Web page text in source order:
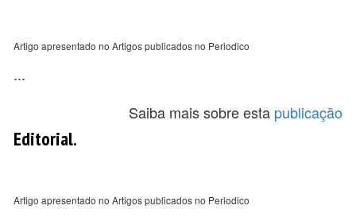
Artigo apresentado no Artigos publicados no Periodico
...
Saiba mais sobre esta publicação
Editorial.
Artigo apresentado no Artigos publicados no Periodico